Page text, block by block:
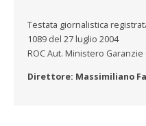
Testata giornalistica
1089 del 27 luglio 2004
ROC Aut. Ministero
Direttore: Massimiliano